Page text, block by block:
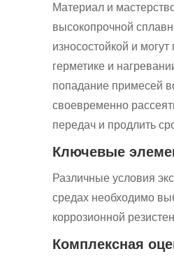
Материал и
высокопрочной
износостойкой и
герметике и
попадание примесей
своевременно
передач и продлить
Ключевые
Различные условия
средах необходимо
коррозионной
Комплексная